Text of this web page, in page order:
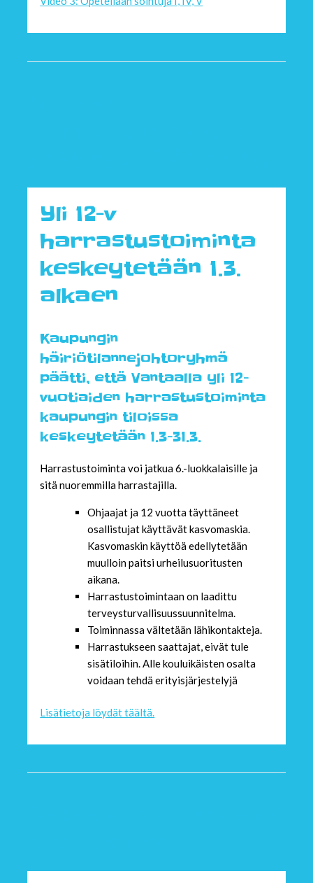
Yli 12-v
harrastustoiminta
keskeytetään 1.3.
alkaen
Kaupungin
häiriötilannejohtoryhmä
päätti, että Vantaalla yli 12-
vuotiaiden harrastustoiminta
kaupungin tiloissa
keskeytetään 1.3-31.3.
Harrastustoiminta voi jatkua 6.-luokkalaisille ja
sitä nuoremmilla harrastajilla.
Ohjaajat ja 12 vuotta täyttäneet
osallistujat käyttävät kasvomaskia.
Kasvomaskin käyttöä edellytetään
muulloin paitsi urheilusuoritusten
aikana.
Harrastustoimintaan on laadittu
terveysturvallisuussuunnitelma.
Toiminnassa vältetään lähikontakteja.
Harrastukseen saattajat, eivät tule
sisätiloihin. Alle kouluikäisten osalta
voidaan tehdä erityisjärjestelyjä
Lisätietoja löydät täältä.